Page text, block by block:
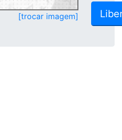
[trocar imagem]